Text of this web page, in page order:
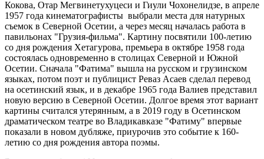
Кокова, Отар Мегвинетухуцеси и Гиули Чохонелидзе, в апреле
1957 года кинематографисты выбрали места для натурных
съемок в Северной Осетии, а через месяц началась работа в
павильонах "Грузия-фильма". Картину посвятили 100-летию
со дня рождения Хетагурова, премьера в октябре 1958 года
состоялась одновременно в столицах Северной и Южной
Осетии. Сначала "Фатима" вышла на русском и грузинском
языках, потом поэт и публицист Реваз Асаев сделал перевод
на осетинский язык, и в декабре 1965 года Валиев представил
новую версию в Северной Осетии. Долгое время этот вариант
картины считался утерянным, а в 2019 году в Осетинском
драматическом театре во Владикавказе "Фатиму" впервые
показали в новом дубляже, приурочив это событие к 160-
летию со дня рождения автора поэмы.